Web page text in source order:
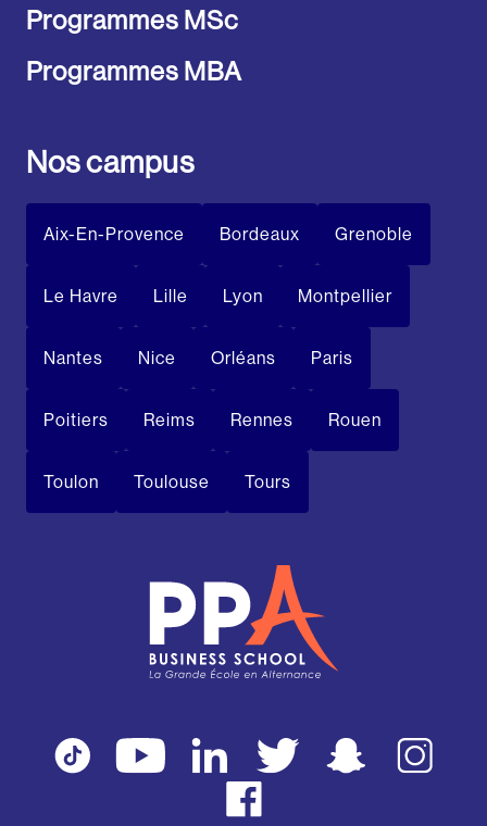
Programmes MSc
Programmes MBA
Nos campus
Aix-En-Provence Bordeaux Grenoble
Le Havre Lille Lyon Montpellier
Nantes Nice Orléans Paris
Poitiers Reims Rennes Rouen
Toulon Toulouse Tours